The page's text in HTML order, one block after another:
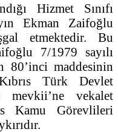
Hizmet Sınıfı
Ekman Zaifoğlu
etmektedir. Bu
7/1979 sayılı
80’inci maddesinin
Türk Devlet
vekalet
Kamu Görevlileri